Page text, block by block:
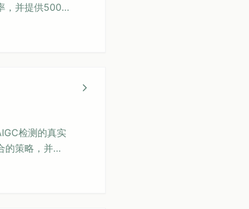
，并提供500
检测的真实
的策略，并分
的前提下将